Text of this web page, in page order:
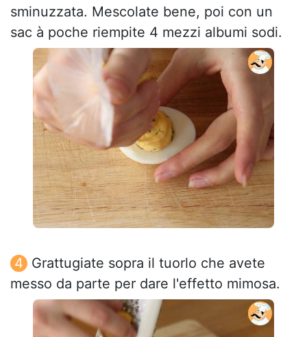
sminuzzata. Mescolate bene, poi con un
sac à poche riempite 4 mezzi albumi sodi.
Grattugiate sopra il tuorlo che avete
messo da parte per dare l'effetto mimosa.